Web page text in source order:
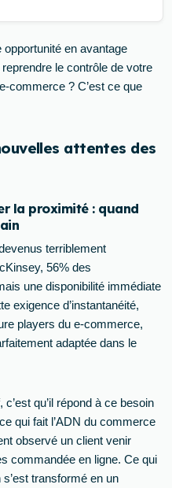
en avantage
le contrôle de votre
commerce ? C’est ce que
attentes des
la proximité : quand
terriblement
56% des
une disponibilité immédiate
exigence d’instantanéité,
players du e-commerce,
adaptée dans le
qu’il répond à ce besoin
qui fait l’ADN du commerce
observé un client venir
commandée en ligne. Ce qui
transformé en un